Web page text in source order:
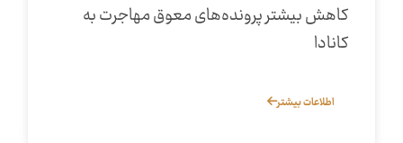
کاهش بیشتر پرونده‌های معوق مهاجرت به
کانادا
اطلاعات بیشتر